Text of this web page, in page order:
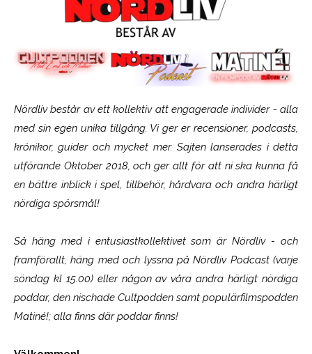
Nördliv består av ett kollektiv att engagerade individer - alla
med sin egen unika tillgång. Vi ger er recensioner, podcasts,
krönikor, guider och mycket mer. Sajten lanserades i detta
utförande Oktober 2018, och ger allt för att ni ska kunna få
en bättre inblick i spel, tillbehör, hårdvara och andra härligt
nördiga spörsmål!
Så häng med i entusiastkollektivet som ärNördliv- och
framförallt, häng med och lyssna på Nördliv Podcast (varje
söndag kl 15.00) eller någon av våra andra härligt nördiga
poddar, den nischade Cultpodden samt populärfilmspodden
Matiné!; alla finns där poddar finns!